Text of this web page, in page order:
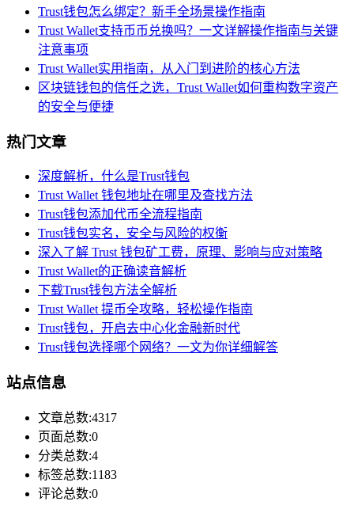
Trust钱包怎么绑定？新手全场景操作指南
Trust Wallet支持币币兑换吗？一文详解操作指南与关键
注意事项
Trust Wallet实用指南，从入门到进阶的核心方法
区块链钱包的信任之选，Trust Wallet如何重构数字资产
的安全与便捷
热门文章
深度解析，什么是Trust钱包
Trust Wallet 钱包地址在哪里及查找方法
Trust钱包添加代币全流程指南
Trust钱包实名，安全与风险的权衡
深入了解 Trust 钱包矿工费，原理、影响与应对策略
Trust Wallet的正确读音解析
下载Trust钱包方法全解析
Trust Wallet 提币全攻略，轻松操作指南
Trust钱包，开启去中心化金融新时代
Trust钱包选择哪个网络？一文为你详细解答
站点信息
文章总数:4317
页面总数:0
分类总数:4
标签总数:1183
评论总数:0